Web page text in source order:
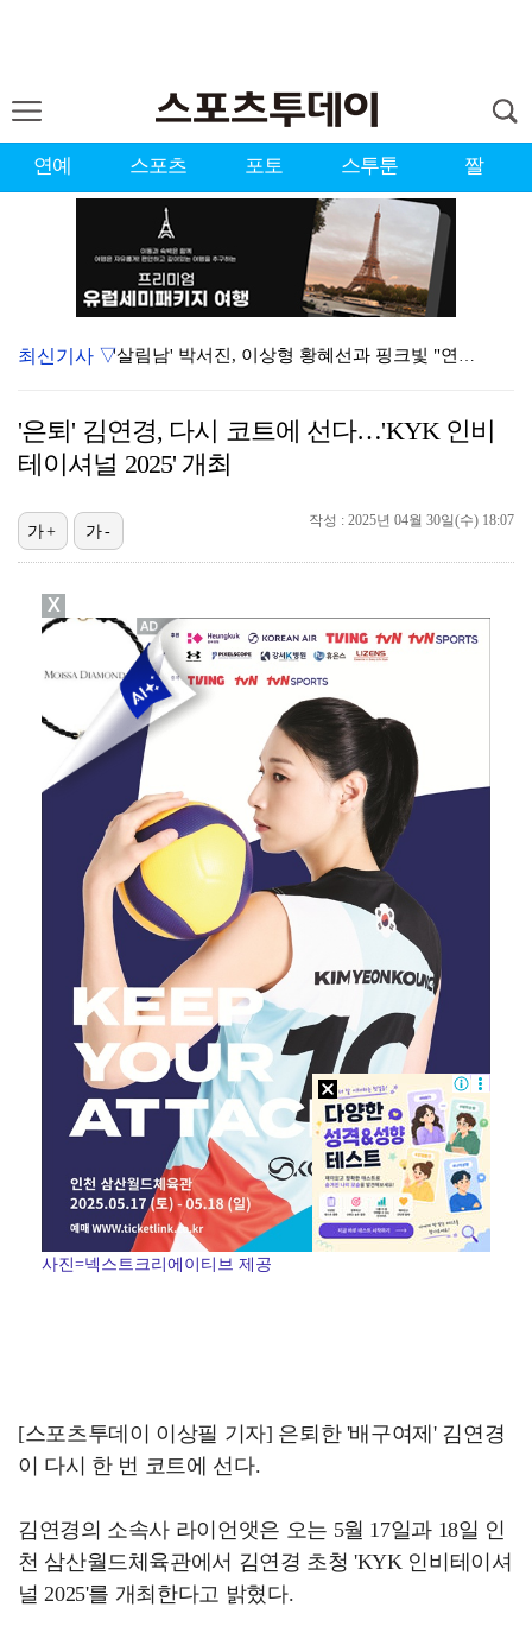
연예 스포츠 포토 스투툰 짤
'살림남' 박서진, 이상형 황혜선과 핑크빛 "연락처 드…
[ST포토] 김민주, 여유로운 표정
[ST포토] 유현조-박민지-이지현3, 최종 라운드 출발…
[ST포토] 강채연-장은수-서어진, 승리의 브이
[ST포토] 강채연, 첫 우승 정조준
[ST포토] 정슬기, 타구 확인
[ST포토] 박민지-이지현3, 최종 라운드 출발
최신기사 ▽
'은퇴' 김연경, 다시 코트에 선다…'KYK 인비
테이셔널 2025' 개최
작성 : 2025년 04월 30일(수) 18:07
가+ 가-
사진=넥스트크리에이티브 제공
[스포츠투데이 이상필 기자] 은퇴한 '배구여제' 김연경
이 다시 한 번 코트에 선다.
김연경의 소속사 라이언앳은 오는 5월 17일과 18일 인
천 삼산월드체육관에서 김연경 초청 'KYK 인비테이셔
널 2025'를 개최한다고 밝혔다.
X